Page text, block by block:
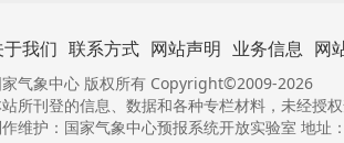
于我们 联系方式 网站声明 业务信息 网
家气象中心 版权所有 Copyright©2009-2026
所刊登的信息、数据和各种专栏材料，未经授
维护：国家气象中心预报系统开放实验室 地址